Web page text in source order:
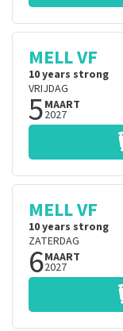
MELL VF
10 years strong
VRIJDAG
5MAART
2027
MELL VF
10 years strong
ZATERDAG
6MAART
2027